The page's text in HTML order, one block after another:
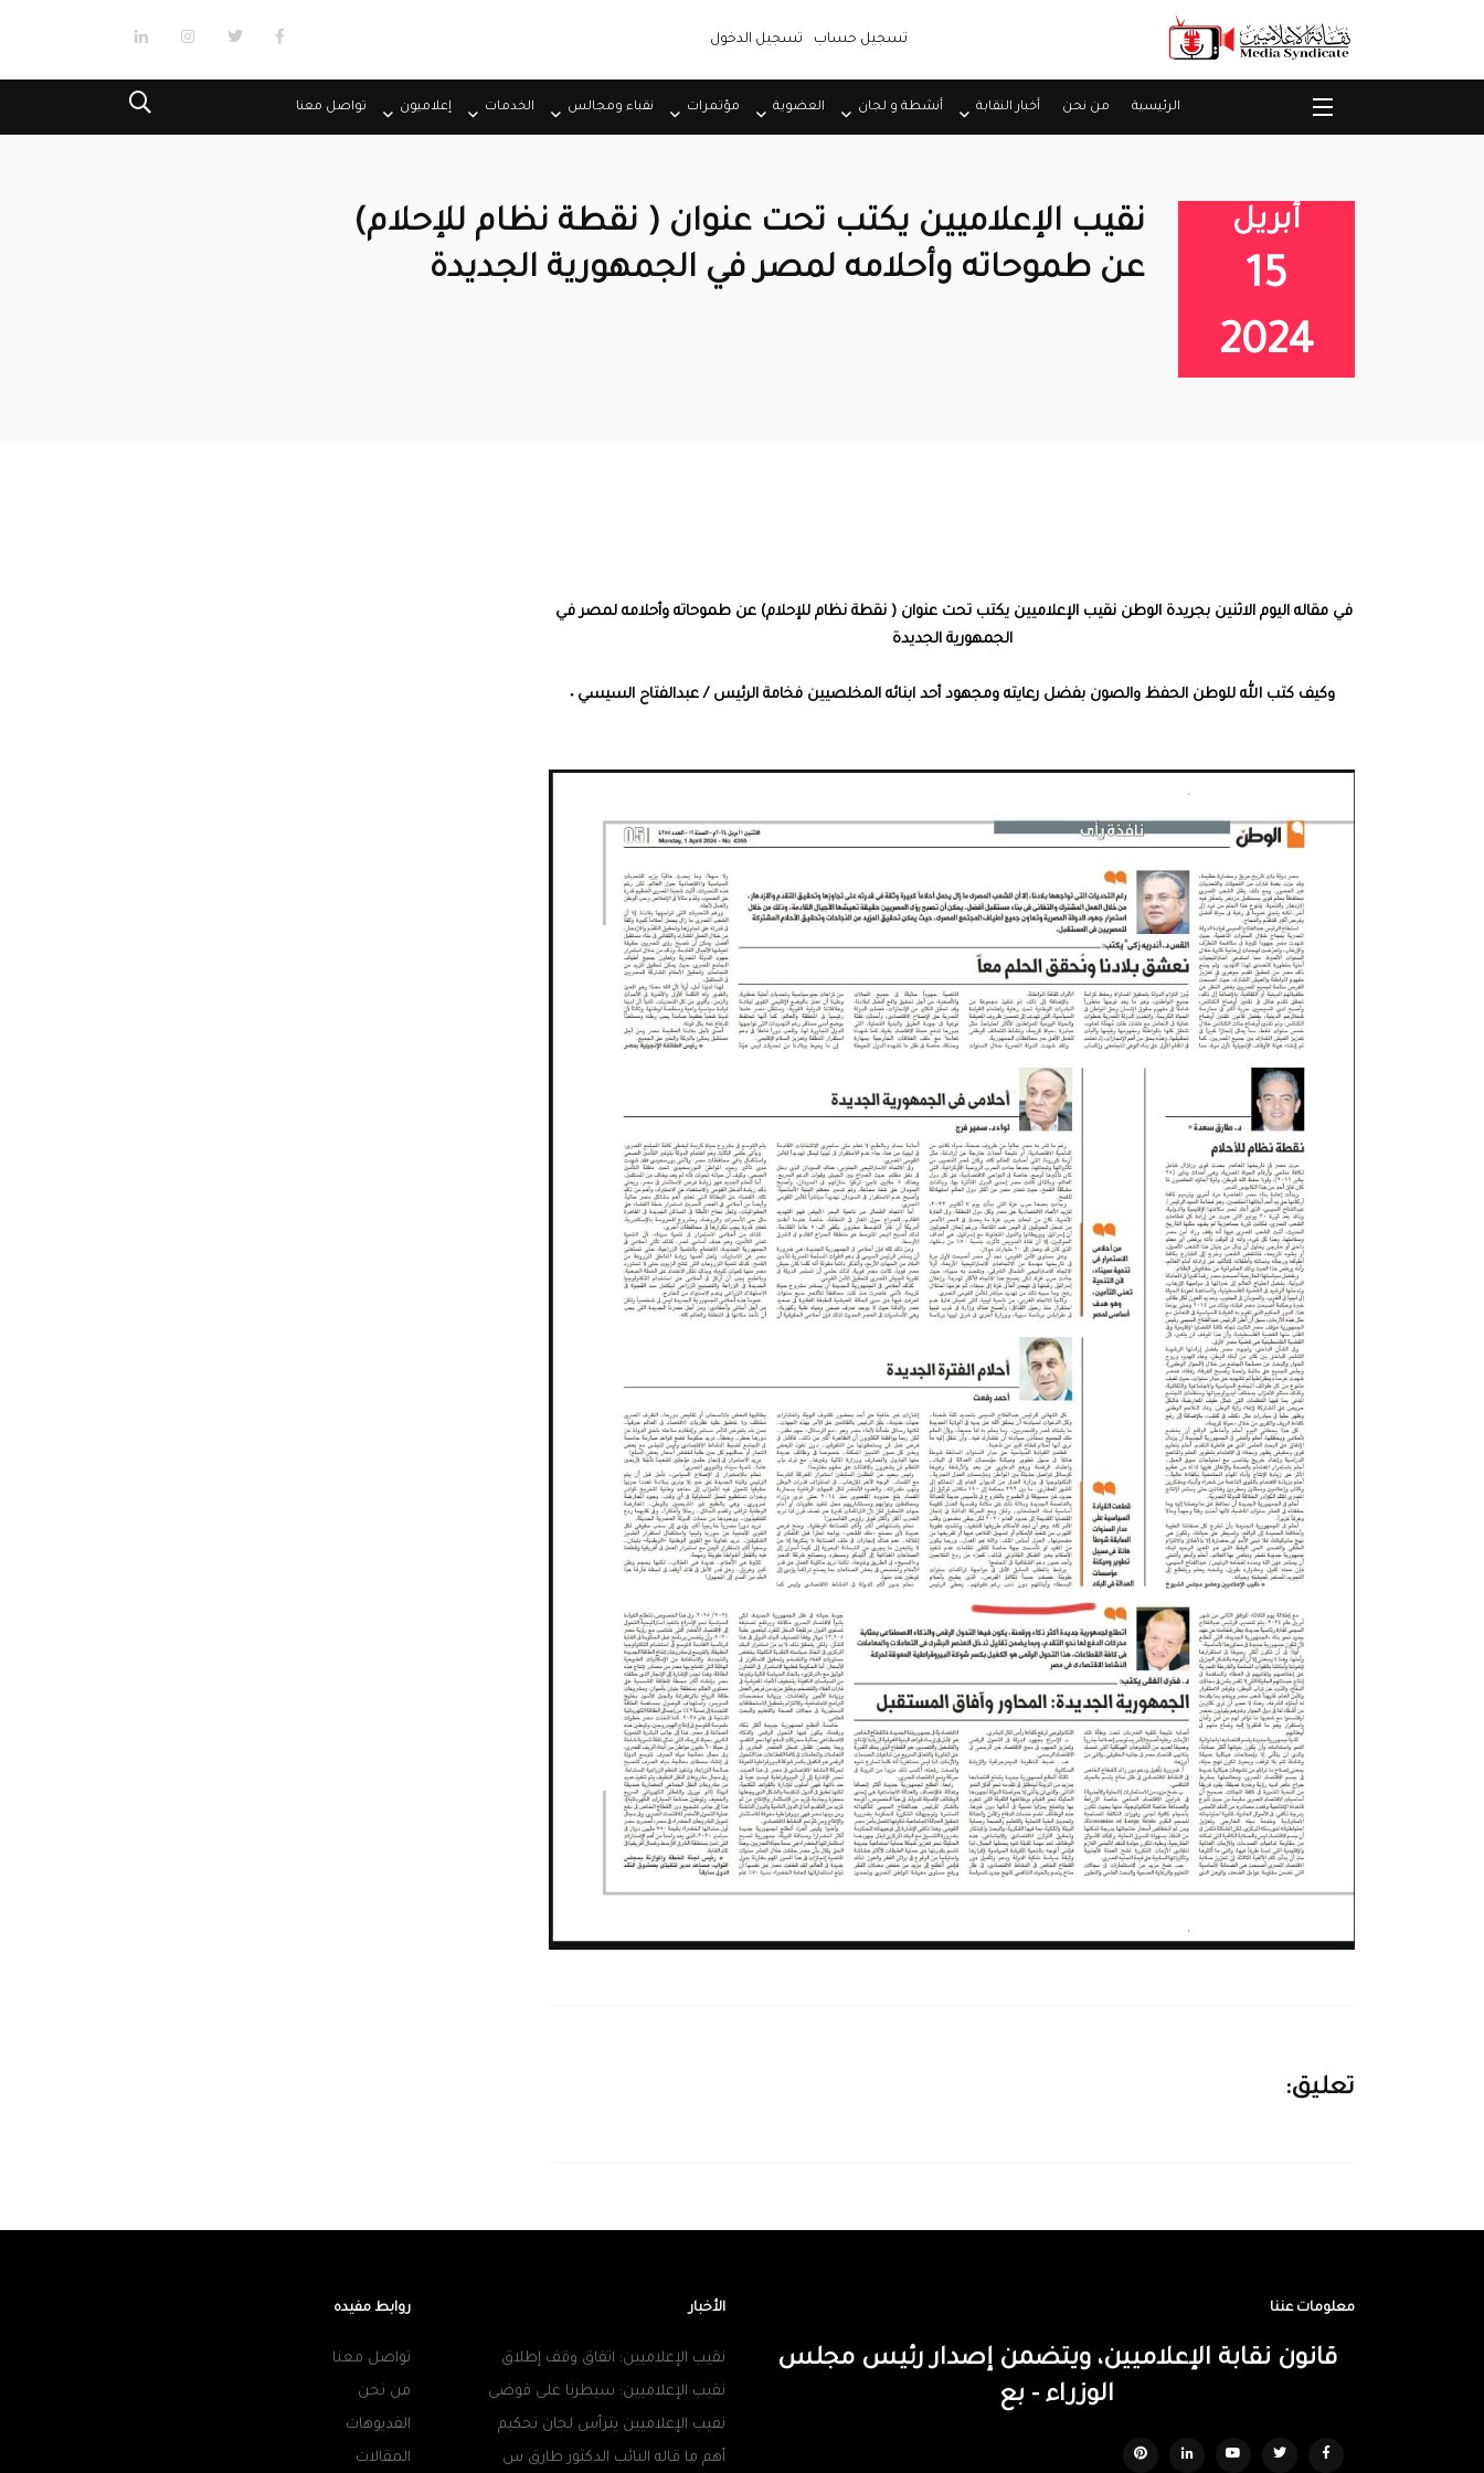
تسجيل حساب تسجيل الدخول
الرئيسية من نحن أخبار النقابة أنشطة و لجان العضوية مؤتمرات نقباء ومجالس الخدمات إعلاميون تواصل معنا
أبريل
15
2024
نقيب الإعلاميين يكتب تحت عنوان ( نقطة نظام للإحلام)
عن طموحاته وأحلامه لمصر في الجمهورية الجديدة
الجمهورية الجديدة
وكيف كتب الله للوطن الحفظ والصون بفضل رعايته ومجهود أحد ابنائه المخلصيين فخامة الرئيس / عبدالفتاح السيسي ٠
تعليق:
معلومات عننا
قانون نقابة الإعلاميين، ويتضمن إصدار رئيس مجلس
الوزراء - بع
الأخبار
نقيب الإعلاميين: اتفاق وقف إطلاق
نقيب الإعلاميين: سيطرنا على فوضى
نقيب الإعلاميين يترأس لجان تحكيم
أهم ما قاله النائب الدكتور طارق س
روابط مفيده
تواصل معنا
من نحن
الفديوهات
المقالات